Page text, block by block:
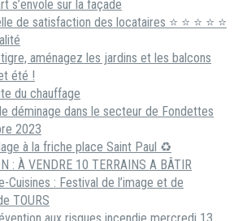
s’envole sur la façade
de satisfaction des locataires ⭐ ⭐ ⭐ ⭐ ⭐
aménagez les jardins et les balcons
été !
du chauffage
déminage dans le secteur de Fondettes
2023
à la friche place Saint Paul ♻️
: À VENDRE 10 TERRAINS A BÂTIR
Cuisines : Festival de l’image et de
TOURS